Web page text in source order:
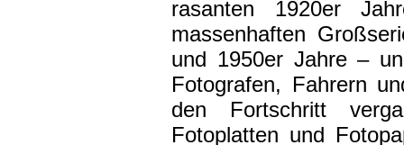
rasanten 1920er
massenhaften
und 1950er Jahre –
Fotografen, Fahrern
den Fortschritt
Fotoplatten und